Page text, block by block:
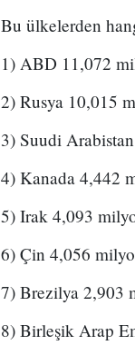
Bu ülkelerden
1) ABD 11,072
2) Rusya 10,015
3) Suudi
4) Kanada 4,442
5) Irak 4,093
6) Çin 4,056
7) Brezilya 2,903
8) Birleşik Arap